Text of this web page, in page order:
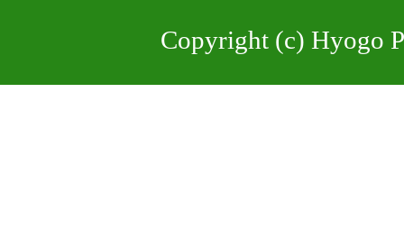
Copyright (c) Hyogo